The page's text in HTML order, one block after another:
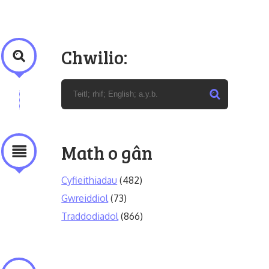
Chwilio:
Math o gân
Cyfieithiadau (482)
Gwreiddiol (73)
Traddodiadol (866)